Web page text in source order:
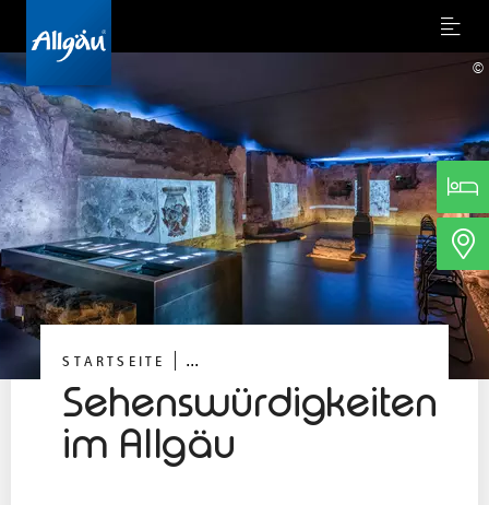
Menu
©
STARTSEITE ...
Sehenswürdigkeiten
im Allgäu
WAS INTERESSIERT DICH BESONDERS?
Historische & Moderne Kunst
Spezialmuseen & Handwerk
Kirchen, Klöster & spirituelle Orte
Burgen & Schlösser